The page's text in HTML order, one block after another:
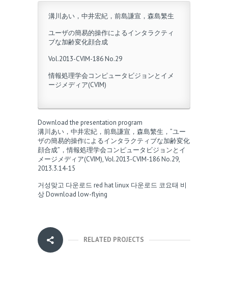
溝川あい，中井宏紀，前島謙宣，森島繁生
ユーザの簡易的操作によるインタラクティ
ブな加齢変化顔合成
Vol.2013-CVIM-186 No.29
情報処理学会コンピュータビジョンとイメ
ージメディア(CVIM)
Download the presentation program
溝川あい，中井宏紀，前島謙宣，森島繁生，”ユー
ザの簡易的操作によるインタラクティブな加齢変化
顔合成”，情報処理学会コンピュータビジョンとイ
メージメディア(CVIM), Vol.2013-CVIM-186 No.29,
2013.3.14-15
거성맞고 다운로드 red hat linux 다운로드 코요태 비
상Download low-flying
RELATED PROJECTS